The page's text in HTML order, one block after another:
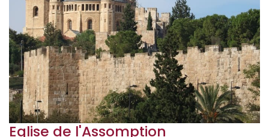
Eglise de l'Assomption